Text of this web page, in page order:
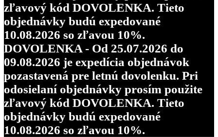
zľavový kód DOVOLENKA. Tieto
objednávky budú expedované
10.08.2026 so zľavou 10%.
DOVOLENKA - Od 25.07.2026 do
09.08.2026 je expedícia objednávok
pozastavená pre letnú dovolenku. Pri
odosielaní objednávky prosím použite
zľavový kód DOVOLENKA. Tieto
objednávky budú expedované
10.08.2026 so zľavou 10%.